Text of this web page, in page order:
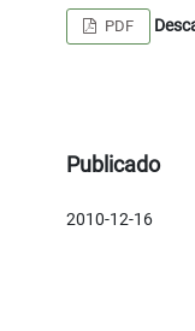
PDF
Publicado
2010-12-16